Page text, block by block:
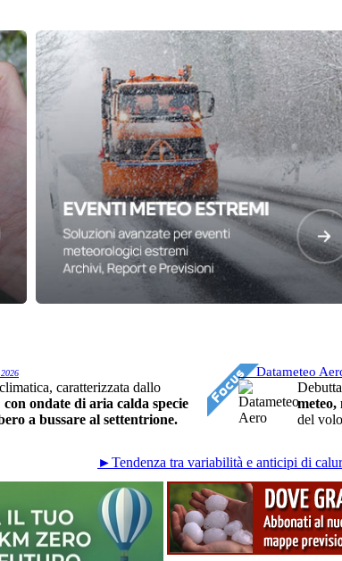
caratterizzata dallo
con ondate di aria calda specie
a bussare al settentrione.
Datameteo
Debutta
del
►Tendenza tra variabilità e anticipi di